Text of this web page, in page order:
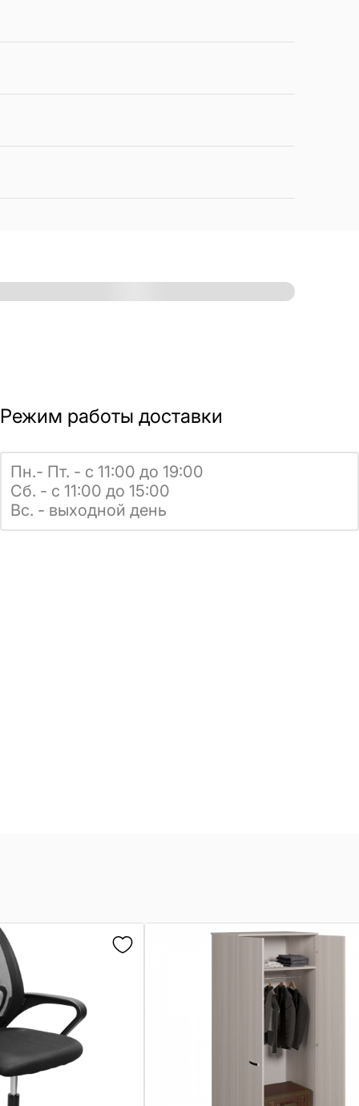
Режим работы доставки
Пн.- Пт. - с 11:00 до 19:00
Сб. - с 11:00 до 15:00
Вс. - выходной день